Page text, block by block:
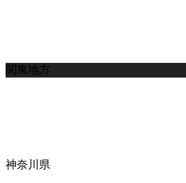
関東地方
神奈川県